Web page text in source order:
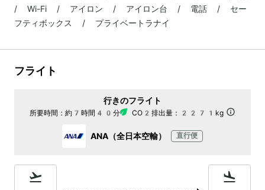
/ Wi-Fi / アイロン / アイロン台 / 電話 / セー
フティボックス / プライベートラナイ
フライト
行きのフライト
所要時間： 約7時間40分 CO2排出量： 2271kg
ANA（全日本空輸） 直行便